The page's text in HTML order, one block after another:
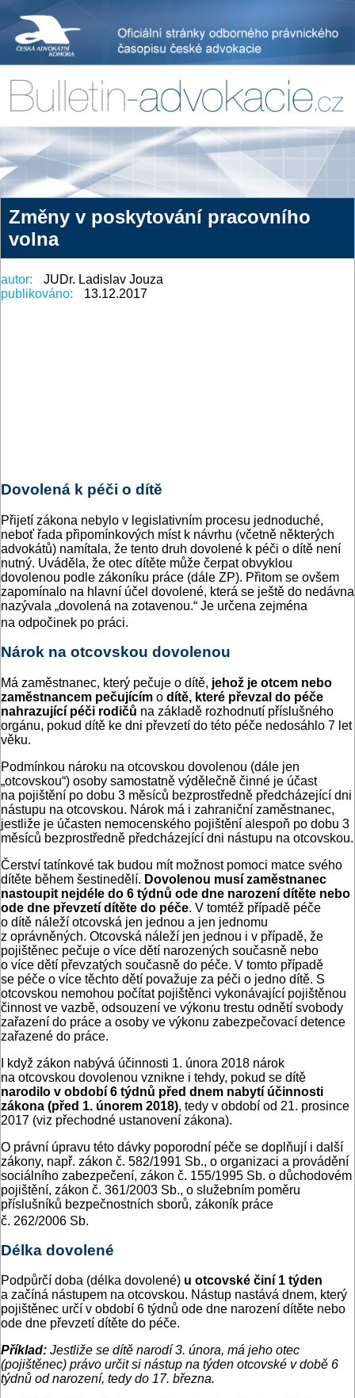
Změny v poskytování pracovního
volna
autor:
JUDr. Ladislav Jouza
publikováno:
13.12.2017
Dovolená k péči o dítě
Přijetí zákona nebylo v legislativním procesu jednoduché,
neboť řada připomínkových míst k návrhu (včetně některých
advokátů) namítala, že tento druh dovolené k péči o dítě není
nutný. Uváděla, že otec dítěte může čerpat obvyklou
dovolenou podle zákoníku práce (dále ZP). Přitom se ovšem
zapomínalo na hlavní účel dovolené, která se ještě do nedávna
nazývala „dovolená na zotavenou.“ Je určena zejména
na odpočinek po práci.
Nárok na otcovskou dovolenou
Má zaměstnanec, který pečuje o dítě, jehož je otcem nebo
zaměstnancem pečujícím o dítě, které převzal do péče
nahrazující péči rodičů na základě rozhodnutí příslušného
orgánu, pokud dítě ke dni převzetí do této péče nedosáhlo 7 let
věku.
Podmínkou nároku na otcovskou dovolenou (dále jen
„otcovskou“) osoby samostatně výdělečně činné je účast
na pojištění po dobu 3 měsíců bezprostředně předcházející dni
nástupu na otcovskou. Nárok má i zahraniční zaměstnanec,
jestliže je účasten nemocenského pojištění alespoň po dobu 3
měsíců bezprostředně předcházející dni nástupu na otcovskou.
Čerství tatínkové tak budou mít možnost pomoci matce svého
dítěte během šestinedělí. Dovolenou musí zaměstnanec
nastoupit nejdéle do 6 týdnů ode dne narození dítěte nebo
ode dne převzetí dítěte do péče. V tomtéž případě péče
o dítě náleží otcovská jen jednou a jen jednomu
z oprávněných. Otcovská náleží jen jednou i v případě, že
pojištěnec pečuje o více dětí narozených současně nebo
o více dětí převzatých současně do péče. V tomto případě
se péče o více těchto dětí považuje za péči o jedno dítě. S
otcovskou nemohou počítat pojištěnci vykonávající pojištěnou
činnost ve vazbě, odsouzení ve výkonu trestu odnětí svobody
zařazení do práce a osoby ve výkonu zabezpečovací detence
zařazené do práce.
I když zákon nabývá účinnosti 1. února 2018 nárok
na otcovskou dovolenou vznikne i tehdy, pokud se dítě
narodilo v období 6 týdnů před dnem nabytí účinnosti
zákona (před 1. únorem 2018), tedy v období od 21. prosince
2017 (viz přechodné ustanovení zákona).
O právní úpravu této dávky poporodní péče se doplňují i další
zákony, např. zákon č. 582/1991 Sb., o organizaci a provádění
sociálního zabezpečení, zákon č. 155/1995 Sb. o důchodovém
pojištění, zákon č. 361/2003 Sb., o služebním poměru
příslušníků bezpečnostních sborů, zákoník práce
č. 262/2006 Sb.
Délka dovolené
Podpůrčí doba (délka dovolené) u otcovské činí 1 týden
a začíná nástupem na otcovskou. Nástup nastává dnem, který
pojištěnec určí v období 6 týdnů ode dne narození dítěte nebo
ode dne převzetí dítěte do péče.
Příklad: Jestliže se dítě narodí 3. února, má jeho otec
(pojištěnec) právo určit si nástup na týden otcovské v době 6
týdnů od narození, tedy do 17. března.